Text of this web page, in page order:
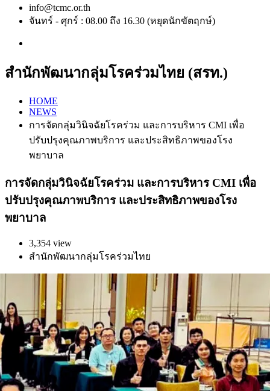
info@tcmc.or.th
จันทร์ - ศุกร์ : 08.00 ถึง 16.30 (หยุดนักขัตฤกษ์)
สำนักพัฒนากลุ่มโรคร่วมไทย (สรท.)
HOME
NEWS
การจัดกลุ่มวินิจฉัยโรคร่วม และการบริหาร CMI เพื่อ
ปรับปรุงคุณภาพบริการ และประสิทธิภาพของโรง
พยาบาล
การจัดกลุ่มวินิจฉัยโรคร่วม และการบริหาร CMI เพื่อ
ปรับปรุงคุณภาพบริการ และประสิทธิภาพของโรง
พยาบาล
3,354 view
สำนักพัฒนากลุ่มโรคร่วมไทย